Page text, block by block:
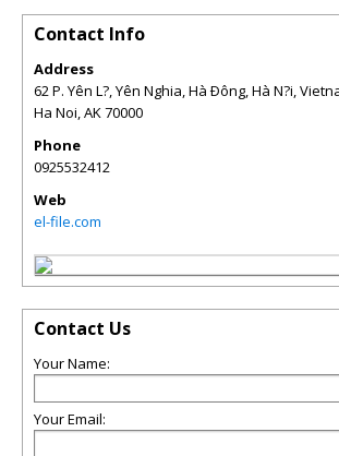
Contact Info
Address
62 P. Yên L?, Yên Nghia, Hà Ðông, Hà N?i,
Ha Noi,AK70000
Phone
0925532412
Web
el-file.com
Contact Us
Your Name:
Your Email: